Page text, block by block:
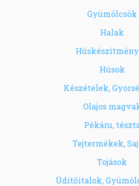
Gyümölcsök
Halak
Húsok
Készételek,
Olajos
Pékáru,
Tejtermékek,
Tojások
Üdítőitalok,